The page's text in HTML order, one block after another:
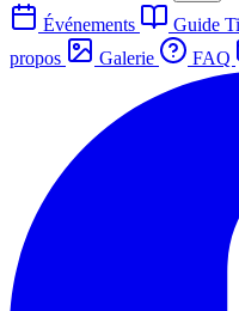
Événements
Guide
propos
Galerie FAQ